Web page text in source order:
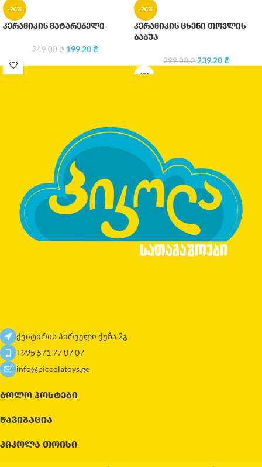
-20%
კერამიკის მატარებელი
249.00₾ 199.20₾
-20%
კერამიკის ცხენი თოვლის
ბაბუა
299.00₾ 239.20₾
ქვიტირის პირველი ქუჩა 2გ
+995 571 77 07 07
info@piccolatoys.ge
ᲑᲝᲚᲝ ᲞᲝᲡᲢᲔᲑᲘ
ᲜᲐᲕᲘᲒᲐᲪᲘᲐ
ᲞᲘᲙᲝᲚᲐ ᲗᲝᲘᲡᲘ